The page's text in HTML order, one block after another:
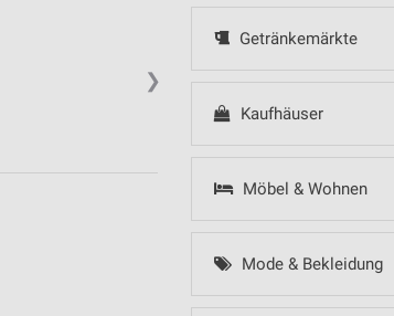
Getränkemärkte
Kaufhäuser
Möbel & Wohnen
Mode & Bekleidung
❯